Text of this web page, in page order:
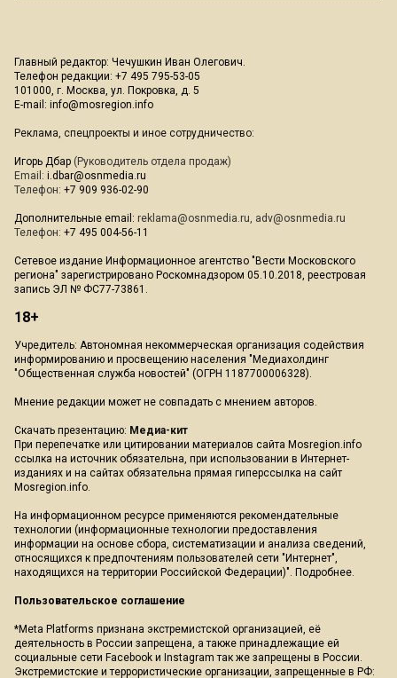
Главный редактор: Чечушкин Иван Олегович.
Телефон редакции: +7 495 795-53-05
101000, г. Москва, ул. Покровка, д. 5
E-mail: info@mosregion.info
Реклама, спецпроекты и иное сотрудничество:
Игорь Дбар (Руководитель отдела продаж)
Email: i.dbar@osnmedia.ru
Телефон: +7 909 936-02-90
Дополнительные email: reklama@osnmedia.ru, adv@osnmedia.ru
Телефон: +7 495 004-56-11
Сетевое издание Информационное агентство "Вести Московского
региона" зарегистрировано Роскомнадзором 05.10.2018, реестровая
запись ЭЛ № ФС77-73861.
18+
Учредитель: Автономная некоммерческая организация содействия
информированию и просвещению населения "Медиахолдинг
"Общественная служба новостей" (ОГРН 1187700006328).
Мнение редакции может не совпадать с мнением авторов.
Скачать презентацию: Медиа-кит
При перепечатке или цитировании материалов сайта Mosregion.info
ссылка на источник обязательна, при использовании в Интернет-
изданиях и на сайтах обязательна прямая гиперссылка на сайт
Mosregion.info.
На информационном ресурсе применяются рекомендательные
технологии (информационные технологии предоставления
информации на основе сбора, систематизации и анализа сведений,
относящихся к предпочтениям пользователей сети "Интернет",
находящихся на территории Российской Федерации)". Подробнее.
Пользовательское соглашение
*Meta Platforms признана экстремистской организацией, её
деятельность в России запрещена, а также принадлежащие ей
социальные сети Facebook и Instagram так же запрещены в России.
Экстремистские и террористические организации, запрещенные в РФ: